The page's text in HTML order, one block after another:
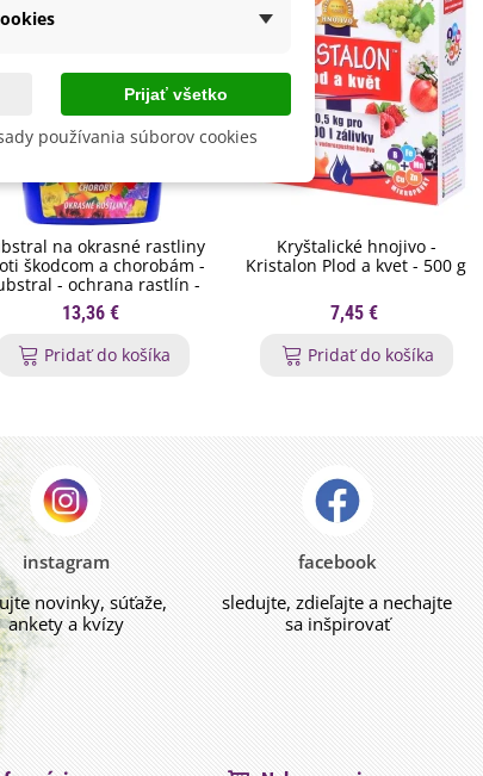
na okrasné rastliny
škodcom a chorobám -
- ochrana rastlín -
800 ml
13,36 €
Pridať do košíka
Kryštalické hnojivo -
Kristalon Plod a kvet - 500 g
7,45 €
Pridať do košíka
instagram
novinky, súťaže,
ankety a kvízy
facebook
sledujte, zdieľajte a nechajte
sa inšpirovať
Prijať všetko
používania súborov cookies